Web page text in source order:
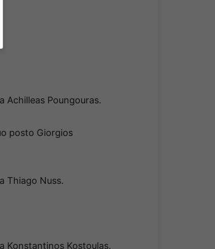
Achilleas Poungouras.
posto Giorgios
Thiago Nuss.
Konstantinos Kostoulas.